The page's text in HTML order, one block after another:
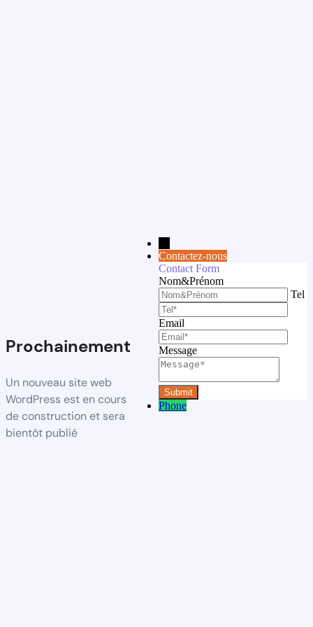
Prochainement
Un nouveau site web
WordPress est en cours
de construction et sera
bientôt publié
Contactez-nous
Contact Form
Nom&Prénom
Tel
Email
Message
Phone